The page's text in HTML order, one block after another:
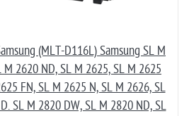
(MLT-D116L) Samsung SL M
M 2620 ND, SL M 2625, SL M 2625
FN, SL M 2625 N, SL M 2626, SL
SL M 2820 DW, SL M 2820 ND, SL